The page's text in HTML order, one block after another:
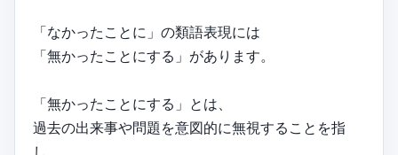
「なかったことに」の類語表現には
「無かったことにする」があります。
「無かったことにする」とは、
過去の出来事や問題を意図的に無視することを指